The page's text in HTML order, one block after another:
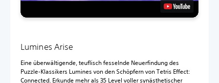
Lumines Arise
Eine überwältigende, teuflisch fesselnde Neuerfindung des
Puzzle-Klassikers Lumines von den Schöpfern von Tetris Effect:
Connected. Erkunde mehr als 35 Level voller synästhetischer